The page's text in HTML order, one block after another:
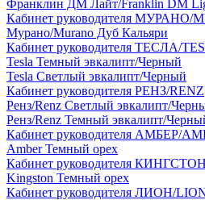
Франклин ДМ Лайт/Franklin DM
Кабинет руководителя МУРАНО/
Мурано/Murano Дуб Кальяри
Кабинет руководителя ТЕСЛА/
Tesla Темный эвкалипт/Черный
Tesla Светлый эвкалипт/Черный
Кабинет руководителя РЕНЗ/RENZ
Ренз/Renz Светлый эвкалипт/
Ренз/Renz Темный эвкалипт/
Кабинет руководителя АМБЕР/
Amber Темный орех
Кабинет руководителя
Kingston Темный орех
Кабинет руководителя ЛИОН/